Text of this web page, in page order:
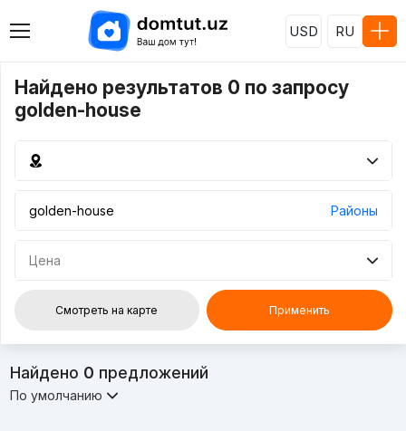
USD RU
Найдено результатов 0 по запросу
golden-house
Районы
Цена
Смотреть на карте Применить
Найдено 0 предложений
По умолчанию